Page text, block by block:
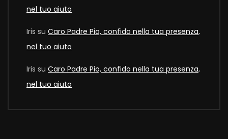
nel tuo aiuto
Iris su Caro Padre Pio, confido nella tua presenza,
nel tuo aiuto
Iris su Caro Padre Pio, confido nella tua presenza,
nel tuo aiuto